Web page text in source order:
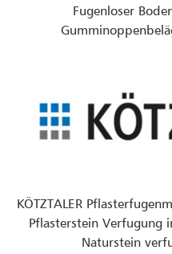
Fugenloser
KÖTZTALER
Pflasterstein Verfugung
Naturstein